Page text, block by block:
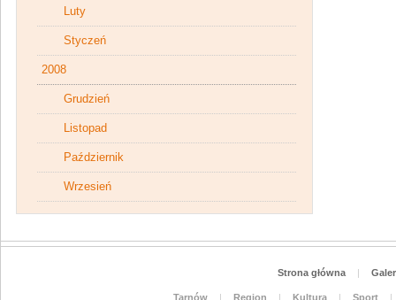
Luty
Styczeń
2008
Grudzień
Listopad
Październik
Wrzesień
Strona główna |
Tarnów | Region | Kultura | Sport
|